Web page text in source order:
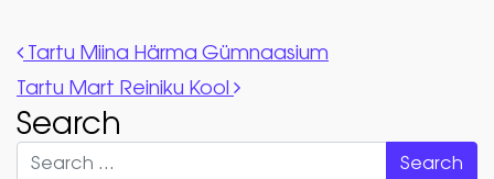
Post navigation
Tartu Miina Härma Gümnaasium
Tartu Mart Reiniku Kool
Search
Search